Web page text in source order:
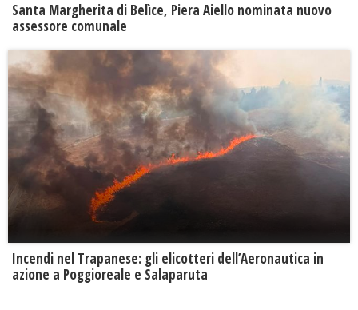
Santa Margherita di Belìce, Piera Aiello nominata nuovo
assessore comunale
Incendi nel Trapanese: gli elicotteri dell’Aeronautica in
azione a Poggioreale e Salaparuta